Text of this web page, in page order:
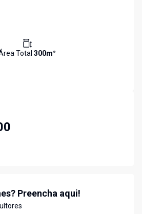
Total 300m²
Preencha aqui!